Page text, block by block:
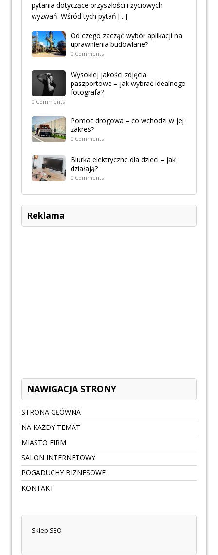
pytania dotyczące przyszłości i życiowych
wyzwań. Wśród tych pytań [...]
Od czego zacząć wybór aplikacji na
uprawnienia budowlane?
0 Comments
Wysokiej jakości zdjęcia
paszportowe – jak wybrać idealnego
fotografa?
0 Comments
Pomoc drogowa – co wchodzi w jej
zakres?
0 Comments
Biurka elektryczne dla dzieci – jak
działają?
0 Comments
Reklama
NAWIGACJA STRONY
STRONA GŁÓWNA
NA KAŻDY TEMAT
MIASTO FIRM
SALON INTERNETOWY
POGADUCHY BIZNESOWE
KONTAKT
Sklep SEO